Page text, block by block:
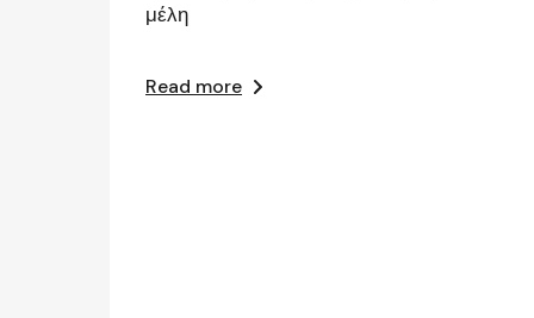
μέλη
Read more